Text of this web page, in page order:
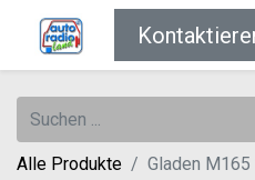
Alle Produkte Gladen M165